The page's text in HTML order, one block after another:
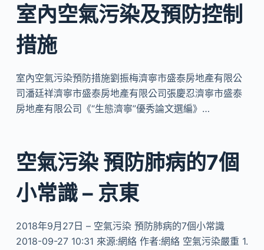
室內空氣污染及預防控制
措施
室內空氣污染預防措施劉振梅濟寧市盛泰房地產有限公
司潘廷祥濟寧市盛泰房地產有限公司張慶忍濟寧市盛泰
房地產有限公司《“生態濟寧”優秀論文選編》…
空氣污染 預防肺病的7個
小常識 – 京東
2018年9月27日 – 空氣污染 預防肺病的7個小常識
2018-09-27 10:31 來源:網絡 作者:網絡 空氣污染嚴重 1.